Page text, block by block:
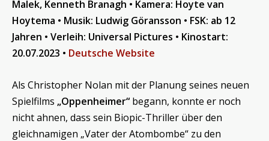
Malek, Kenneth Branagh • Kamera: Hoyte van
Hoytema • Musik: Ludwig Göransson • FSK: ab 12
Jahren • Verleih: Universal Pictures • Kinostart:
20.07.2023 • Deutsche Website
Als Christopher Nolan mit der Planung seines neuen
Spielfilms „Oppenheimer“ begann, konnte er noch
nicht ahnen, dass sein Biopic-Thriller über den
gleichnamigen „Vater der Atombombe“ zu den